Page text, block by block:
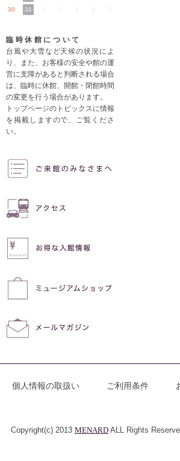
30
31 3 4 5
臨時休館について
台風や大雪など天候の状況によ
り、また、お客様の安全や館の運
営に支障があると判断される場合
は、臨時に休館、開館・閉館時間
の変更を行う場合があります。
トップページのトピックスに情報
を掲載しますので、ご覧くださ
い。
個人情報の取扱い ご利用条件
Copyright(c) 2013 MENARD ALL Rights